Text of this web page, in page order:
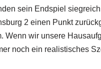
sein Endspiel
2 einen Punkt
Wenn wir unsere
noch ein realistisches